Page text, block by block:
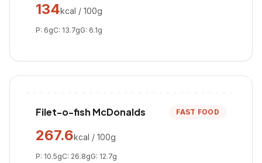
134kcal / 100g
P: 6gC: 13.7gG: 6.1g
Filet-o-fish McDonalds FAST FOOD
267.6kcal / 100g
P: 10.5gC: 26.8gG: 12.7g